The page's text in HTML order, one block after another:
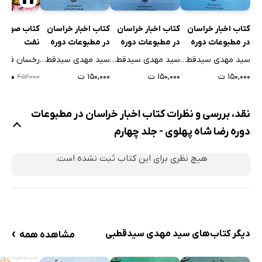
افتتاح دارالتربیه
انعقاد جشن
قتل عجیب، ادای حقوق مادر!
تلگراف از مشهد به مرکز
تنظیمات حرم مطهر
کارخانه‌های کره سازی
ملخ در قائنات
کتاب اخبار خراسان
در مطبوعات دوره
محمدرضا شاه
هفدهم
سید مهدی سیدقطبی
۱۵۰,۰۰۰ ت
کتاب اخبار خراسان
در مطبوعات دوره
محمدرضا شاه
چهاردهم
سید مهدی سیدقطبی
۱۵۰,۰۰۰ ت
کتاب اخبار خراسان
در مطبوعات دوره
محمدرضا شاه
سید مهدی سیدقطبی
۱۵۰,۰۰۰ ت
کتاب
نفت
رخسان
۴۵۲۰۰۰
نقد، بررسی و نظرات کتاب اخبار خراسان در مطبوعات
دوره رضا شاه پهلوی - جلد چهارم
هیچ نظری برای این کتاب ثبت نشده است.
دیگر کتاب‌های سید مهدی سیدقطبی مشاهده همه ›